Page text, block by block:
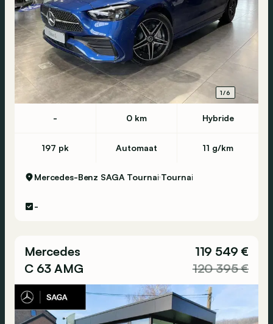
1/6
- 0 km Hybride
197 pk Automaat 11 g/km
Mercedes-Benz SAGA Tournai Tournai
-
Mercedes
C 63 AMG
119 549 €
120 395 €